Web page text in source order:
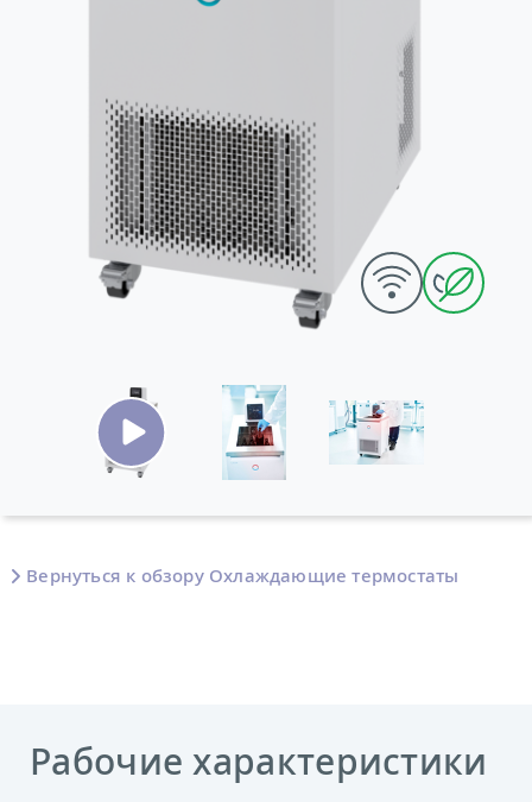
Вернуться к обзору Охлаждающие термостаты
Рабочие характеристики